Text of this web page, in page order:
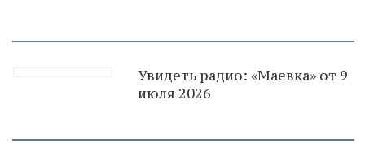
Увидеть радио: «Маевка» от 9
июля 2026